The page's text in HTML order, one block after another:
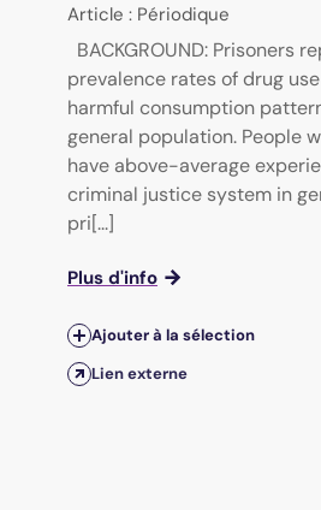
Article : Périodique
BACKGROUND: Prisoners
prevalence rates of drug
harmful consumption
general population. People
have above-average
criminal justice system in
pri[...]
Plus d'info
Ajouter à la sélection
Lien externe